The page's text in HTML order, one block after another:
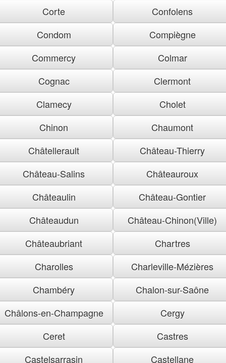
Corte
Confolens
Condom
Compiègne
Commercy
Colmar
Cognac
Clermont
Clamecy
Cholet
Chinon
Chaumont
Châtellerault
Château-Thierry
Château-Salins
Châteauroux
Châteaulin
Château-Gontier
Châteaudun
Château-Chinon(Ville)
Châteaubriant
Chartres
Charolles
Charleville-Mézières
Chambéry
Chalon-sur-Saône
Châlons-en-Champagne
Cergy
Ceret
Castres
Castelsarrasin
Castellane